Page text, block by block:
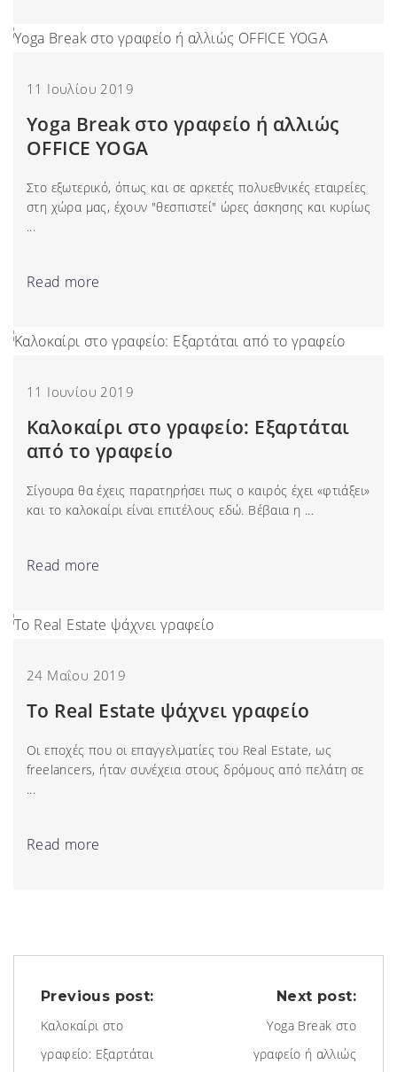
11 Ιουλίου 2019
Υoga Break στο γραφείο ή αλλιώς
OFFICE YOGA
Στο εξωτερικό, όπως και σε αρκετές πολυεθνικές εταιρείες
στη χώρα μας, έχουν "θεσπιστεί" ώρες άσκησης και κυρίως
...
Read more
11 Ιουνίου 2019
Καλοκαίρι στο γραφείο: Εξαρτάται
από το γραφείο
Σίγουρα θα έχεις παρατηρήσει πως ο καιρός έχει «φτιάξει»
και το καλοκαίρι είναι επιτέλους εδώ. Βέβαια η ...
Read more
24 Μαΐου 2019
Το Real Estate ψάχνει γραφείο
Οι εποχές που οι επαγγελματίες του Real Estate, ως
freelancers, ήταν συνέχεια στους δρόμους από πελάτη σε
...
Read more
Previous post:
Καλοκαίρι στο
γραφείο: Εξαρτάται
Next post:
Υoga Break στο
γραφείο ή αλλιώς